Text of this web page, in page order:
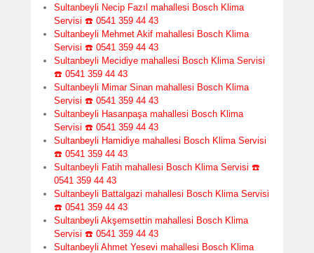
Sultanbeyli Necip Fazıl mahallesi Bosch Klima
Servisi ☎️ 0541 359 44 43
Sultanbeyli Mehmet Akif mahallesi Bosch Klima
Servisi ☎️ 0541 359 44 43
Sultanbeyli Mecidiye mahallesi Bosch Klima Servisi
☎️ 0541 359 44 43
Sultanbeyli Mimar Sinan mahallesi Bosch Klima
Servisi ☎️ 0541 359 44 43
Sultanbeyli Hasanpaşa mahallesi Bosch Klima
Servisi ☎️ 0541 359 44 43
Sultanbeyli Hamidiye mahallesi Bosch Klima Servisi
☎️ 0541 359 44 43
Sultanbeyli Fatih mahallesi Bosch Klima Servisi ☎️
0541 359 44 43
Sultanbeyli Battalgazi mahallesi Bosch Klima Servisi
☎️ 0541 359 44 43
Sultanbeyli Akşemsettin mahallesi Bosch Klima
Servisi ☎️ 0541 359 44 43
Sultanbeyli Ahmet Yesevi mahallesi Bosch Klima